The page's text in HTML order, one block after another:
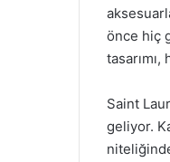
önce hiç
Saint
geliyor.